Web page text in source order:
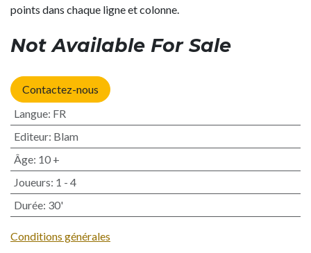
points dans chaque ligne et colonne.
Not Available For Sale
Contactez-nous
Langue: FR
Editeur: Blam
Âge: 10 +
Joueurs: 1 - 4
Durée: 30'
Conditions générales